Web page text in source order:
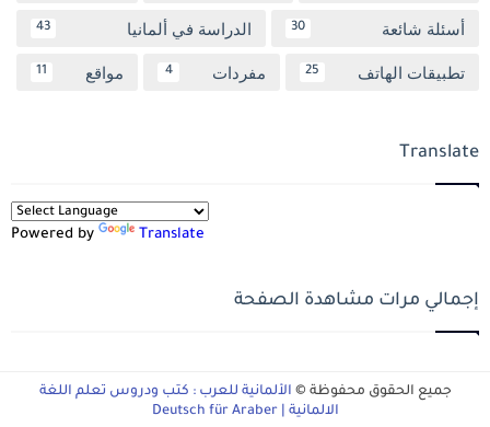
أسئلة شائعة 30 الدراسة في ألمانيا 43
تطبيقات الهاتف 25 مفردات 4 مواقع 11
Translate
Powered by Translate
إجمالي مرات مشاهدة الصفحة
جميع الحقوق محفوظة © الألمانية للعرب : كتب ودروس تعلم اللغة
الالمانية | Deutsch für Araber